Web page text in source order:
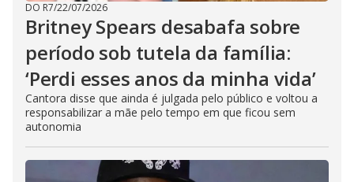
DO R7/22/07/2026
Britney Spears desabafa sobre
período sob tutela da família:
‘Perdi esses anos da minha vida’
Cantora disse que ainda é julgada pelo público e voltou a
responsabilizar a mãe pelo tempo em que ficou sem
autonomia